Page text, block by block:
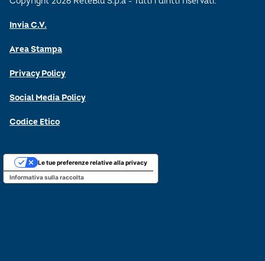
Invia C.V.
Area Stampa
Privacy Policy
Social Media Policy
Codice Etico
Informativa sulla raccolta
Le tue preferenze relative alla privacy